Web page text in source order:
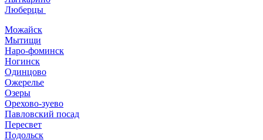
Люберцы
Можайск
Мытищи
Наро-фоминск
Ногинск
Одинцово
Ожерелье
Озеры
Орехово-зуево
Павловский посад
Пересвет
Подольск